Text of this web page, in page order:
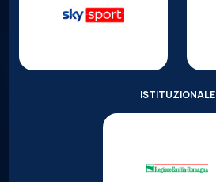
ISTITUZIONALE